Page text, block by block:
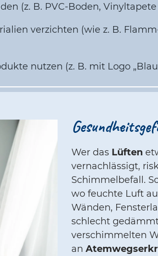
(z. B. PVC-Boden,
verzichten (wie z. B.
nutzen (z. B. mit Logo
Wer das Lüften
vernachlässigt,
Schimmelbefall.
wo feuchte Luft
Wänden,
schlecht
verschimmelten
an